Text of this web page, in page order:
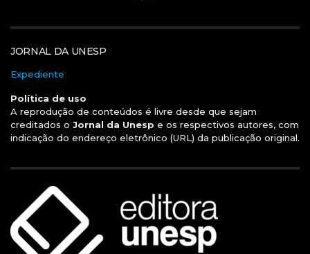
JORNAL DA UNESP
Expediente
Política de uso
A reprodução de conteúdos é livre desde que sejam
creditados o Jornal da Unesp e os respectivos autores, com
indicação do endereço eletrônico (URL) da publicação original.